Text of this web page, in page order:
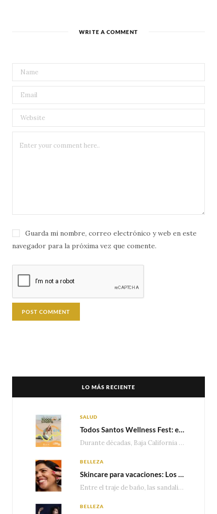
WRITE A COMMENT
Guarda mi nombre, correo electrónico y web en este
navegador para la próxima vez que comente.
LO MÁS RECIENTE
SALUD
Todos Santos Wellness Fest: el evento de bienestar que está transformando a Baja California Sur en un nuevo referente para el turismo wellness
Durante décadas, Baja California Sur ha sido reconocido por sus playas, hoteles de lujo y…
BELLEZA
Skincare para vacaciones: Los do’s and dont’s para cuidar tu piel
Entre el traje de baño, las sandalias, los lentes de sol y los looks que…
BELLEZA